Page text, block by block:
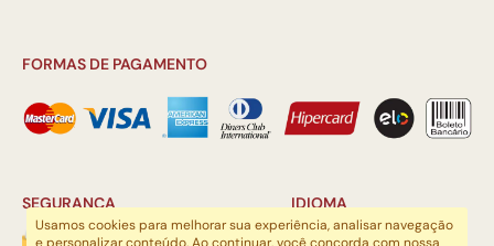
FORMAS DE PAGAMENTO
SEGURANÇA IDIOMA
Usamos cookies para melhorar sua experiência, analisar navegação